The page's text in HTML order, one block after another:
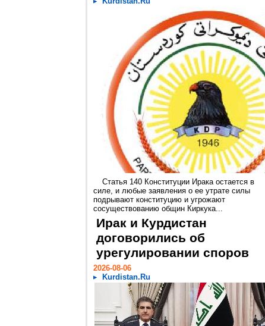
Статья 140 Конституции Ирака остается в
силе, и любые заявления о ее утрате силы
подрывают конституцию и угрожают
сосуществованию общин Киркука...
Ирак и Курдистан
договорились об
урегулировании споров
2026-08-06
Kurdistan.Ru